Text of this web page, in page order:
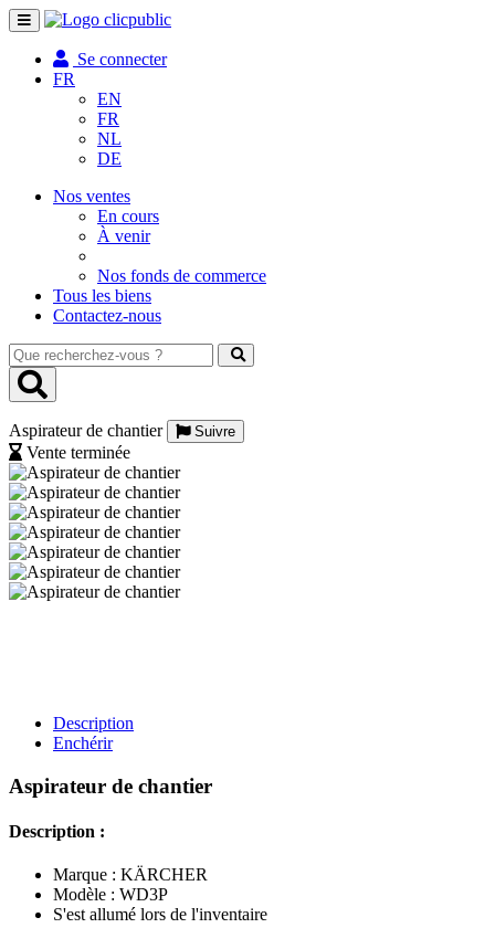
Toggle
navigation
Se connecter
FR
EN
FR
NL
DE
Nos ventes
En cours
À venir
Nos fonds de commerce
Tous les biens
Contactez-nous
Que
recherchez-
vous
Aspirateur de chantier
Suivre
Vente terminée
Description
Enchérir
Aspirateur de chantier
Description :
Marque : KÄRCHER
Modèle : WD3P
S'est allumé lors de l'inventaire